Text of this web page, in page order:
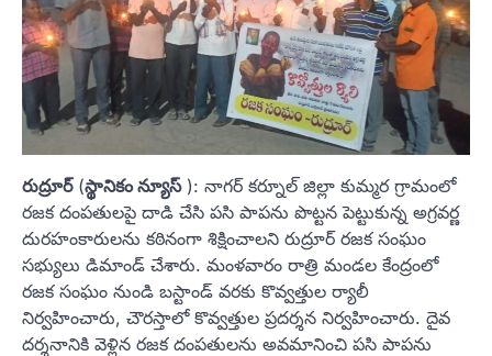
రుద్రూర్(స్థానికం న్యూస్): నాగర్ కర్నూల్ జిల్లా కుమ్మర గ్రామంలో
రజక దంపతులపై దాడి చేసి పసి పాపను పొట్టన పెట్టుకున్న అగ్రవర్ణ
దురహంకారులను కఠినంగా శిక్షించాలని రుద్రూర్ రజక సంఘం
సభ్యులు డిమాండ్ చేశారు. మంళవారం రాత్రి మండల కేంద్రంలో
రజక సంఘం నుండి బస్టాండ్ వరకు కొవ్వత్తుల ర్యాలీ
నిర్వహించారు, చౌరస్తాలో కొవ్వత్తుల ప్రదర్శన నిర్వహించారు. దైవ
దర్శనానికి వెళ్లిన రజక దంపతులను అవమానించి పసి పాపను